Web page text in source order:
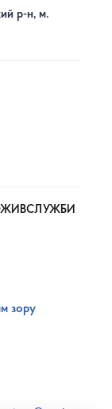
р-н, м.
зору